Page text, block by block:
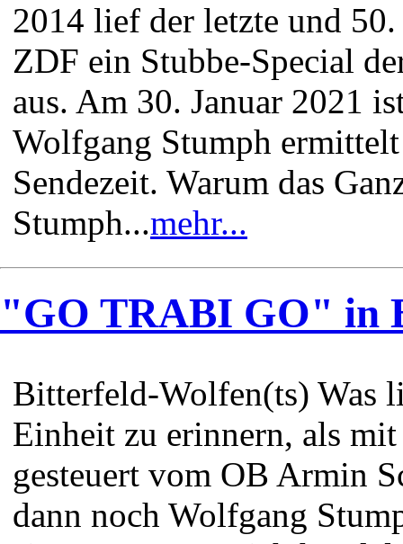
2014 lief der letzte und
ZDF ein Stubbe-Special
aus. Am 30. Januar 2021
Wolfgang Stumph
Sendezeit. Warum das
Stumph...mehr...
"GO TRABI GO" in
Bitterfeld-Wolfen(ts) Was
Einheit zu erinnern, als
gesteuert vom OB Armin
dann noch Wolfgang